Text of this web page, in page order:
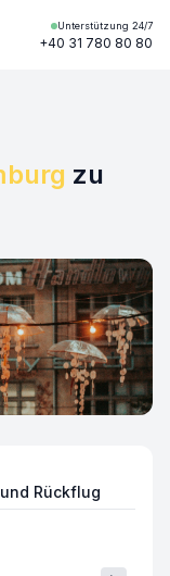
Unterstützung 24/7
+40 31 780 80 80
zu
Rückflug